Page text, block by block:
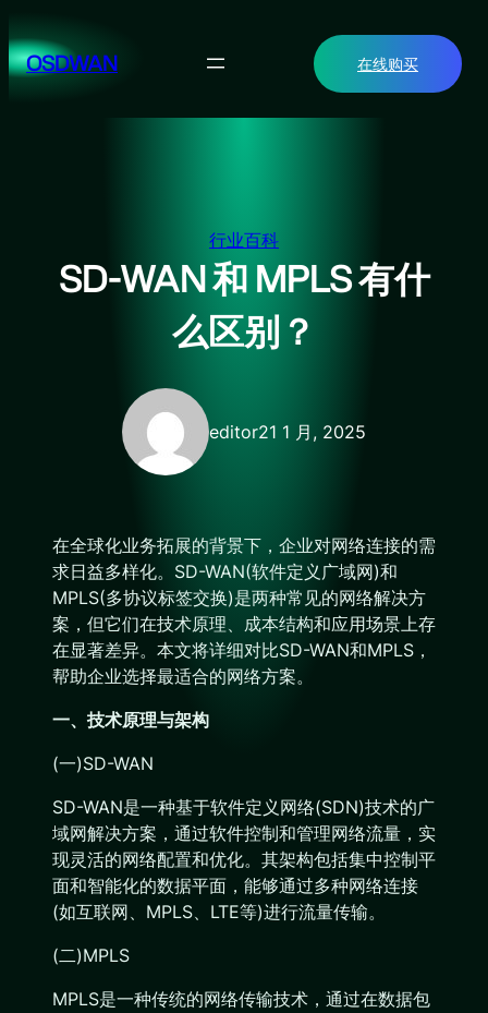
至
内OSDWAN 在线购买
行业百科
SD-WAN 和 MPLS 有什
么区别？
editor21 1 月, 2025
在全球化业务拓展的背景下，企业对网络连接的需
求日益多样化。SD-WAN(软件定义广域网)和
MPLS(多协议标签交换)是两种常见的网络解决方
案，但它们在技术原理、成本结构和应用场景上存
在显著差异。本文将详细对比SD-WAN和MPLS，
帮助企业选择最适合的网络方案。
一、技术原理与架构
(一)SD-WAN
SD-WAN是一种基于软件定义网络(SDN)技术的广
域网解决方案，通过软件控制和管理网络流量，实
现灵活的网络配置和优化。其架构包括集中控制平
面和智能化的数据平面，能够通过多种网络连接
(如互联网、MPLS、LTE等)进行流量传输。
(二)MPLS
MPLS是一种传统的网络传输技术，通过在数据包